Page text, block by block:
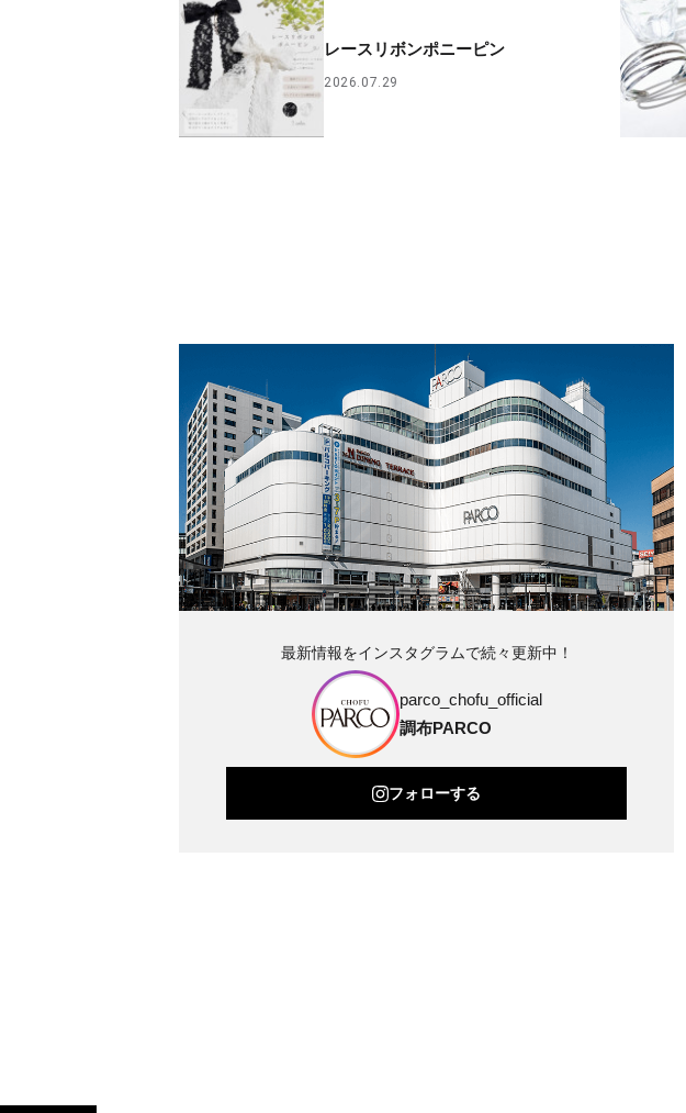
レースリボンポニーピン
2026.07.29
最新情報をインスタグラムで続々更新中！
parco_chofu_official
調布PARCO
フォローする